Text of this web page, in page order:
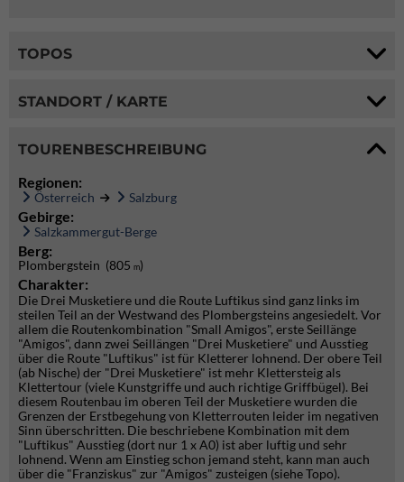
TOPOS
STANDORT / KARTE
TOURENBESCHREIBUNG
Regionen:
Österreich Salzburg
Gebirge:
Salzkammergut-Berge
Berg:
Plombergstein (805 m)
Charakter:
Die Drei Musketiere und die Route Luftikus sind ganz links im
steilen Teil an der Westwand des Plombergsteins angesiedelt. Vor
allem die Routenkombination "Small Amigos", erste Seillänge
"Amigos", dann zwei Seillängen "Drei Musketiere" und Ausstieg
über die Route "Luftikus" ist für Kletterer lohnend. Der obere Teil
(ab Nische) der "Drei Musketiere" ist mehr Klettersteig als
Klettertour (viele Kunstgriffe und auch richtige Griffbügel). Bei
diesem Routenbau im oberen Teil der Musketiere wurden die
Grenzen der Erstbegehung von Kletterrouten leider im negativen
Sinn überschritten. Die beschriebene Kombination mit dem
"Luftikus" Ausstieg (dort nur 1 x A0) ist aber luftig und sehr
lohnend. Wenn am Einstieg schon jemand steht, kann man auch
über die "Franziskus" zur "Amigos" zusteigen (siehe Topo).